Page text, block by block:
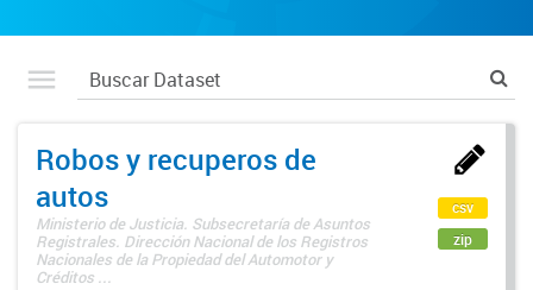
Robos y recuperos de
autos
Ministerio de Justicia. Subsecretaría de Asuntos
Registrales. Dirección Nacional de los Registros
Nacionales de la Propiedad del Automotor y
Créditos ...
csv
zip